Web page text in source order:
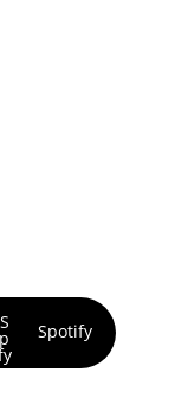
Spotify